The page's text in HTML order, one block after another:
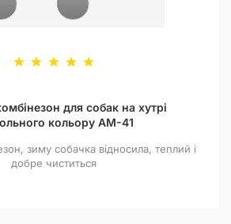
для собак на хутрі
кольору AM-41
зиму собачка відносила, теплий і
добре чиститься